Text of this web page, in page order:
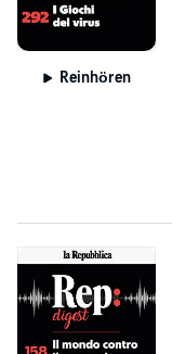
Reinhören